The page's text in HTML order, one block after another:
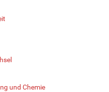
und Chemie